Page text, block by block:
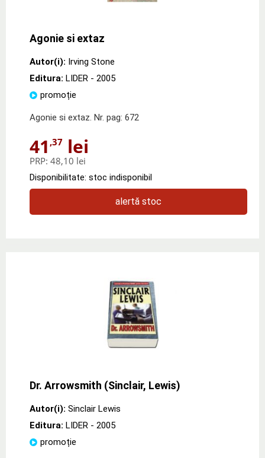
Agonie si extaz
Autor(i): Irving Stone
Editura: LIDER - 2005
promoție
Agonie si extaz. Nr. pag: 672
41 ,37 lei
PRP: 48,10 lei
Disponibilitate: stoc indisponibil
alertă stoc
Dr. Arrowsmith (Sinclair, Lewis)
Autor(i): Sinclair Lewis
Editura: LIDER - 2005
promoție